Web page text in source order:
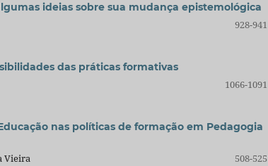
ideias sobre sua mudança epistemológica
928-941
das práticas formativas
1066-1091
nas políticas de formação em Pedagogia
Vieira
508-525